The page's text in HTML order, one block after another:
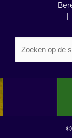
©